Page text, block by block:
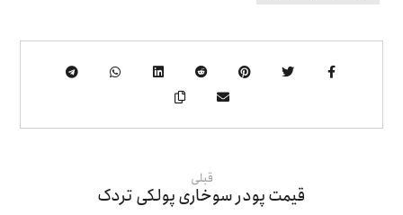
قبلی
قیمت پودر سوخاری پولکی تردک